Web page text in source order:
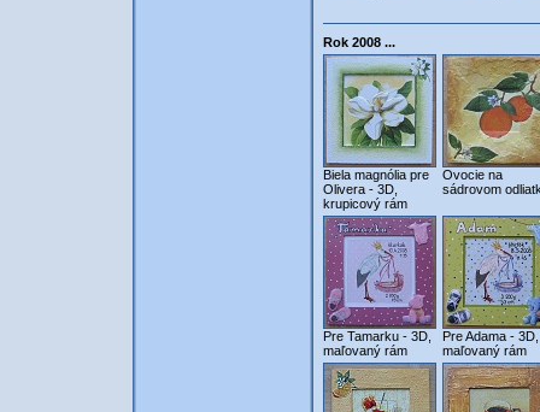
Rok 2008 ...
Biela magnólia pre
Olivera - 3D,
krupicový rám
Ovocie na
sádrovom
Pre Tamarku - 3D,
maľovaný rám
Pre Adama - 3D,
maľovaný rám